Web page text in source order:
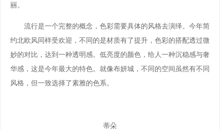
丽。
流行是一个完整的概念，色彩需要具体的风格去演绎。今年简
约北欧风同样受欢迎，不同的是材质有了提升，色彩的搭配透过微
妙的对比，达到一种透明感。低亮度的颜色，给人一种沉稳感与奢
华感，这是今年最大的特色。就像布妍城，不同的空间虽然有不同
风格，但一致选择了素雅的色系。
蒂朵